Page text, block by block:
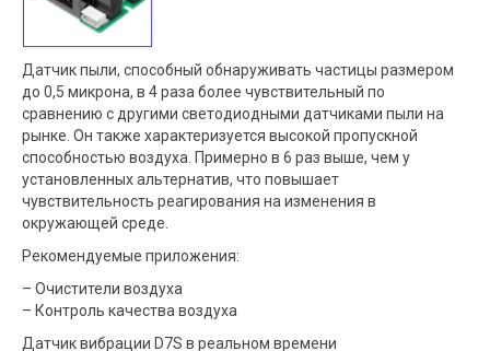
Датчик пыли, способный обнаруживать частицы размером
до 0,5 микрона, в 4 раза более чувствительный по
сравнению с другими светодиодными датчиками пыли на
рынке. Он также характеризуется высокой пропускной
способностью воздуха. Примерно в 6 раз выше, чем у
установленных альтернатив, что повышает
чувствительность реагирования на изменения в
окружающей среде.
Рекомендуемые приложения:
– Очистители воздуха
– Контроль качества воздуха
Датчик вибрации D7S в реальном времени